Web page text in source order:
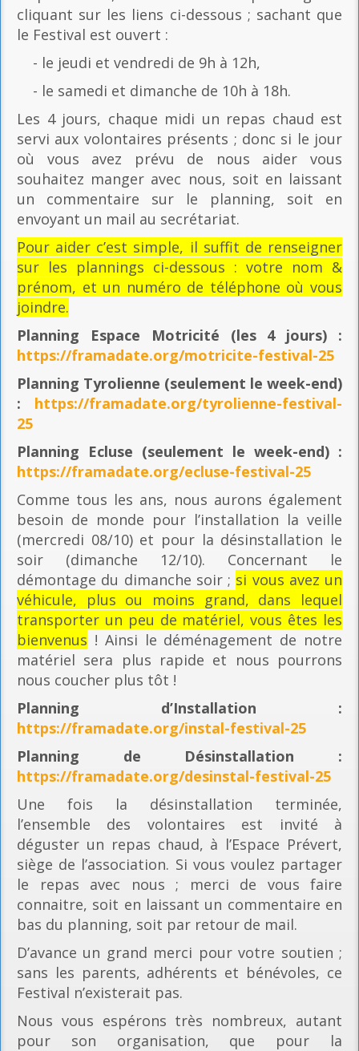
cliquant sur les liens ci-dessous ; sachant que
le Festival est ouvert :
- le jeudi et vendredi de 9h à 12h,
- le samedi et dimanche de 10h à 18h.
Les 4 jours, chaque midi un repas chaud est
servi aux volontaires présents ; donc si le jour
où vous avez prévu de nous aider vous
souhaitez manger avec nous, soit en laissant
un commentaire sur le planning, soit en
envoyant un mail au secrétariat.
Pour aider c’est simple, il suffit de renseigner
sur les plannings ci-dessous : votre nom &
prénom, et un numéro de téléphone où vous
joindre.
Planning Espace Motricité (les 4 jours) :
https://framadate.org/motricite-festival-25
Planning Tyrolienne (seulement le week-end)
: https://framadate.org/tyrolienne-festival-
25
Planning Ecluse (seulement le week-end) :
https://framadate.org/ecluse-festival-25
Comme tous les ans, nous aurons également
besoin de monde pour l’installation la veille
(mercredi 08/10) et pour la désinstallation le
soir (dimanche 12/10). Concernant le
démontage du dimanche soir ; si vous avez un
véhicule, plus ou moins grand, dans lequel
transporter un peu de matériel, vous êtes les
bienvenus ! Ainsi le déménagement de notre
matériel sera plus rapide et nous pourrons
nous coucher plus tôt !
Planning d’Installation :
https://framadate.org/instal-festival-25
Planning de Désinstallation :
https://framadate.org/desinstal-festival-25
Une fois la désinstallation terminée,
l’ensemble des volontaires est invité à
déguster un repas chaud, à l’Espace Prévert,
siège de l’association. Si vous voulez partager
le repas avec nous ; merci de vous faire
connaitre, soit en laissant un commentaire en
bas du planning, soit par retour de mail.
D’avance un grand merci pour votre soutien ;
sans les parents, adhérents et bénévoles, ce
Festival n’existerait pas.
Nous vous espérons très nombreux, autant
pour son organisation, que pour la